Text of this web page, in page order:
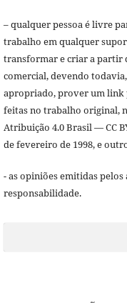
– qualquer pessoa é livre
trabalho em qualquer
transformar e criar a partir
comercial, devendo
apropriado, prover um link
feitas no trabalho original,
Atribuição 4.0 Brasil — CC
de fevereiro de 1998, e
- as opiniões emitidas
responsabilidade.